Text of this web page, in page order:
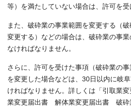
等）を満たしていない場合は、許可を受
また、破砕業の事業範囲を変更する（
変更する）などの場合は、破砕業の事
なければなりません。
さらに、許可を受けた事項（破砕業の事
を変更した場合などは、30日以内に岐
ければなりません。詳しくは「引取業
業変更届出書 解体業変更届出書 破砕